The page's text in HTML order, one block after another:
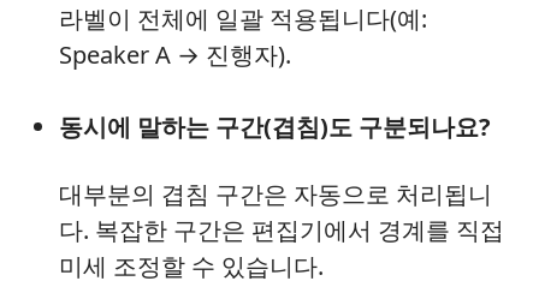
라벨이 전체에 일괄 적용됩니다(예:
Speaker A → 진행자).
동시에 말하는 구간(겹침)도 구분되나요?
대부분의 겹침 구간은 자동으로 처리됩니
다. 복잡한 구간은 편집기에서 경계를 직접
미세 조정할 수 있습니다.